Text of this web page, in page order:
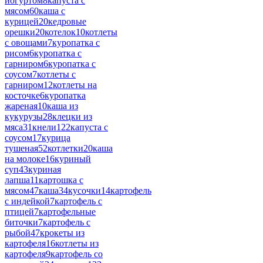
мясом60каша с
курицей20кедровые
орешки20котелок10котлеты
с овощами7куропатка с
рисом6куропатка с
гарниром6куропатка с
соусом7котлеты с
гарниром12котлеты на
косточке6куропатка
жареная10каша из
кукурузы28клецки из
мяса31кнели122капуста с
соусом17курица
тушеная52котлетки20каша
на молоке16куриный
суп43куриная
лапша11картошка с
мясом47каша34кусочки14картофель
с индейкой7картофель с
птицей7картофельные
биточки7картофель с
рыбой47крокеты из
картофеля16котлеты из
картофеля9картофель со